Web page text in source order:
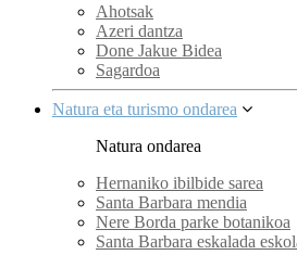
Ahotsak
Azeri dantza
Done Jakue Bidea
Sagardoa
Natura eta turismo ondarea
Natura ondarea
Hernaniko ibilbide sarea
Santa Barbara mendia
Nere Borda parke botanikoa
Santa Barbara eskalada